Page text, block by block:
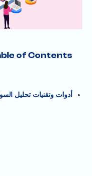
of Contents
أدوات وتقنيات تحليل